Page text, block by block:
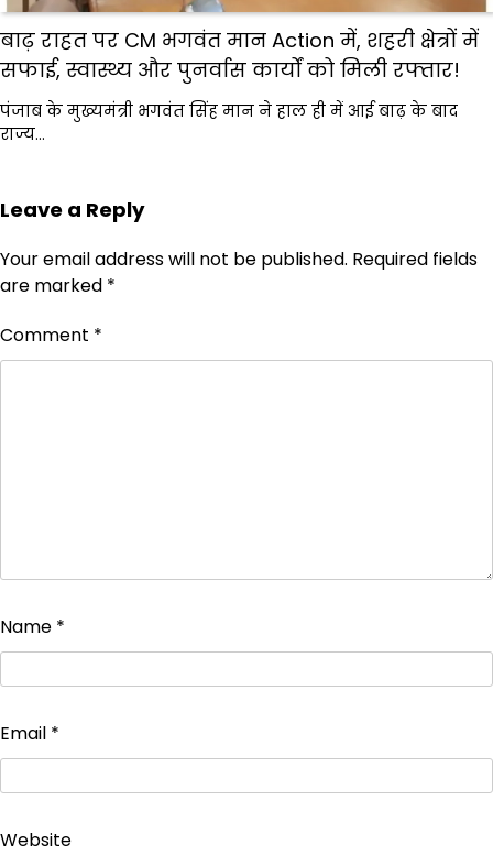
बाढ़ राहत पर CM भगवंत मान Action में, शहरी क्षेत्रों में
सफाई, स्वास्थ्य और पुनर्वास कार्यों को मिली रफ्तार!
पंजाब के मुख्यमंत्री भगवंत सिंह मान ने हाल ही में आई बाढ़ के बाद
राज्य…
Leave a Reply
Your email address will not be published. Required fields
are marked *
Comment *
Name *
Email *
Website